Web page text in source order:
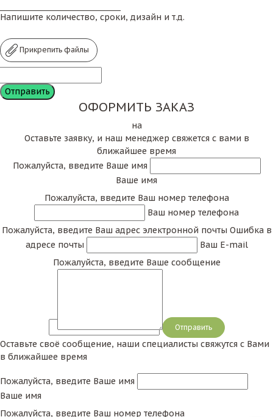
Напишите количество, сроки, дизайн и т.д.
Прикрепить файлы
ОФОРМИТЬ ЗАКАЗ
на
Оставьте заявку, и наш менеджер свяжется с вами в
ближайшее время
Пожалуйста, введите Ваше имя
Ваше имя
Пожалуйста, введите Ваш номер телефона
Ваш номер телефона
Пожалуйста, введите Ваш адрес электронной почты Ошибка в
адресе почты
Ваш E-mail
Пожалуйста, введите Ваше сообщение
Сообщение
Оставьте своё сообщение, наши специалисты свяжутся с Вами
в ближайшее время
Пожалуйста, введите Ваше имя
Ваше имя
Пожалуйста, введите Ваш номер телефона